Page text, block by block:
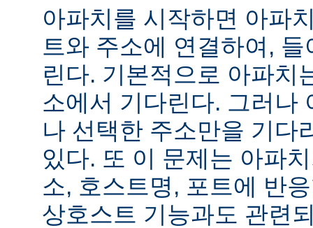
아파치를 시작하면 아파
트와 주소에 연결하여,
린다. 기본적으로 아파치
소에서 기다린다. 그러나
나 선택한 주소만을 기다
있다. 또 이 문제는 아파
소, 호스트명, 포트에 반
상호스트 기능과도 관련